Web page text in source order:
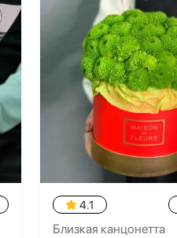
4.1
Близкая канцонетта